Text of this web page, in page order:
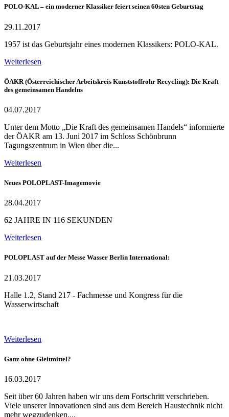
POLO-KAL – ein moderner Klassiker feiert seinen 60sten Geburtstag
29.11.2017
1957 ist das Geburtsjahr eines modernen Klassikers: POLO-KAL.
Weiterlesen
ÖAKR (Österreichischer Arbeitskreis Kunststoffrohr Recycling): Die Kraft
des gemeinsamen Handelns
04.07.2017
Unter dem Motto „Die Kraft des gemeinsamen Handels“ informierte
der ÖAKR am 13. Juni 2017 im Schloss Schönbrunn
Tagungszentrum in Wien über die...
Weiterlesen
Neues POLOPLAST-Imagemovie
28.04.2017
62 JAHRE IN 116 SEKUNDEN
Weiterlesen
POLOPLAST auf der Messe Wasser Berlin International:
21.03.2017
Halle 1.2, Stand 217 - Fachmesse und Kongress für die
Wasserwirtschaft
Weiterlesen
Ganz ohne Gleitmittel?
16.03.2017
Seit über 60 Jahren haben wir uns dem Fortschritt verschrieben.
Viele unserer Innovationen sind aus dem Bereich Haustechnik nicht
mehr wegzudenken....